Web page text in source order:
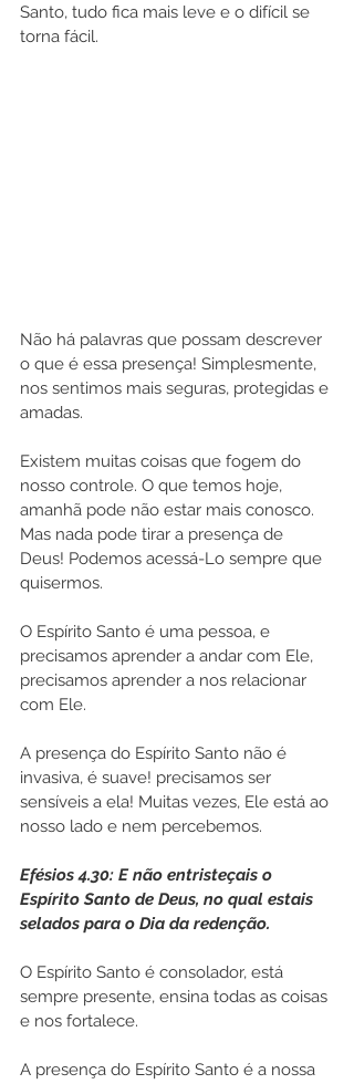
Santo, tudo fica mais leve e o difícil se
torna fácil.
Não há palavras que possam descrever
o que é essa presença! Simplesmente,
nos sentimos mais seguras, protegidas e
amadas.
Existem muitas coisas que fogem do
nosso controle. O que temos hoje,
amanhã pode não estar mais conosco.
Mas nada pode tirar a presença de
Deus! Podemos acessá-Lo sempre que
quisermos.
O Espírito Santo é uma pessoa, e
precisamos aprender a andar com Ele,
precisamos aprender a nos relacionar
com Ele.
A presença do Espírito Santo não é
invasiva, é suave! precisamos ser
sensíveis a ela! Muitas vezes, Ele está ao
nosso lado e nem percebemos.
Efésios 4.30: E não entristeçais o
Espírito Santo de Deus, no qual estais
selados para o Dia da redenção.
O Espírito Santo é consolador, está
sempre presente, ensina todas as coisas
e nos fortalece.
A presença do Espírito Santo é a nossa